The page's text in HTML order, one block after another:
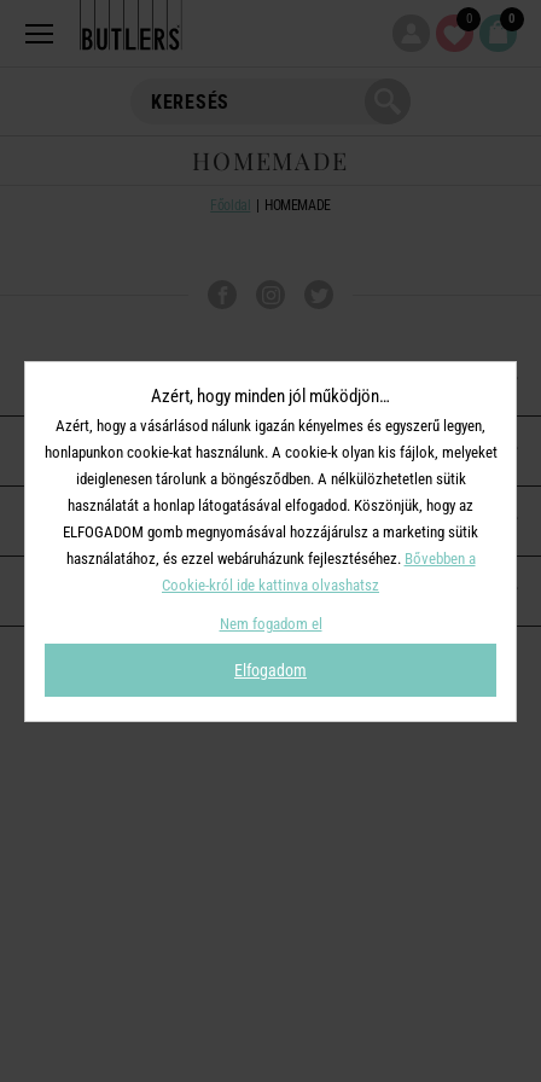
0 0
HOMEMADE
Főoldal HOMEMADE
ÜGYFÉLSZOLGÁLAT
A BUTLERS-RŐL
KAPCSOLAT
Azért, hogy minden jól működjön…
Azért, hogy a vásárlásod nálunk igazán kényelmes és egyszerű legyen,
honlapunkon cookie-kat használunk. A cookie-k olyan kis fájlok, melyeket
ideiglenesen tárolunk a böngésződben. A nélkülözhetetlen sütik
használatát a honlap látogatásával elfogadod. Köszönjük, hogy az
ELFOGADOM gomb megnyomásával hozzájárulsz a marketing sütik
használatához, és ezzel webáruházunk fejlesztéséhez. Bővebben a
Cookie-król ide kattinva olvashatsz
Nem fogadom el
Elfogadom